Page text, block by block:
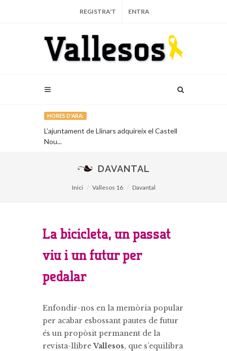
REGISTRA'T ENTRA
HORES D'ARA:
L’ajuntament de Llinars adquireix el Castell
Nou...
DAVANTAL
Inici Vallesos 16 Davantal
La bicicleta, un passat
viu i un futur per
pedalar
Enfondir-nos en la memòria popular
per acabar esbossant pautes de futur
és un propòsit permanent de la
revista-llibreVallesos, que s’equilibra